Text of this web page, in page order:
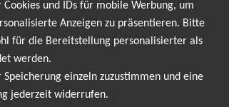
26.08.2026
und IDs für mobile Werbung, um
Anzeigen zu präsentieren. Bitte
für die Bereitstellung personalisierter als
werden.
einzeln zuzustimmen und eine
jederzeit widerrufen.